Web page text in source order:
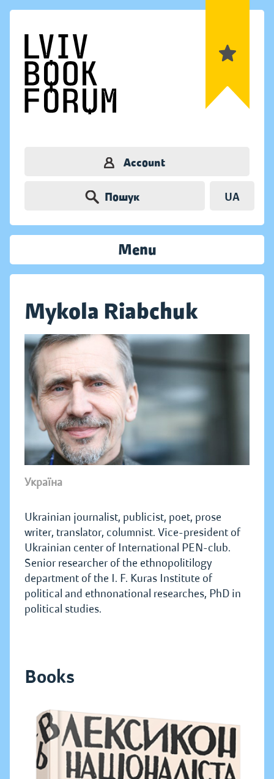
Account
Пошук UA
Menu
Mykola Riabchuk
Україна
Ukrainian journalist, publicist, poet, prose
writer, translator, columnist. Vice-president of
Ukrainian center of International PEN-club.
Senior researcher of the ethnopolitilogy
department of the I. F. Kuras Institute of
political and ethnonational researches, PhD in
political studies.
Books